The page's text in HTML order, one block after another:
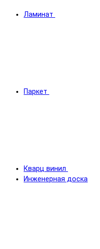
Ламинат
Паркет
Кварц винил
Инженерная доска